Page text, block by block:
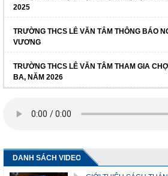
2025
TRƯỜNG THCS LÊ VĂN TÂM THÔNG BÁO
VƯƠNG
TRƯỜNG THCS LÊ VĂN TÂM THAM GIA
BA, NĂM 2026
DANH SÁCH VIDEO